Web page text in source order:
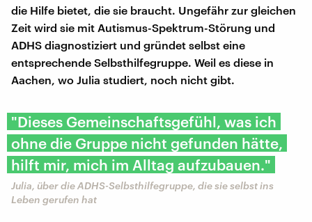
die Hilfe bietet, die sie braucht. Ungefähr zur gleichen
Zeit wird sie mit Autismus-Spektrum-Störung und
ADHS diagnostiziert und gründet selbst eine
entsprechende Selbsthilfegruppe. Weil es diese in
Aachen, wo Julia studiert, noch nicht gibt.
"Dieses Gemeinschaftsgefühl, was ich
ohne die Gruppe nicht gefunden hätte,
hilft mir, mich im Alltag aufzubauen."
Julia, über die ADHS-Selbsthilfegruppe, die sie selbst ins
Leben gerufen hat